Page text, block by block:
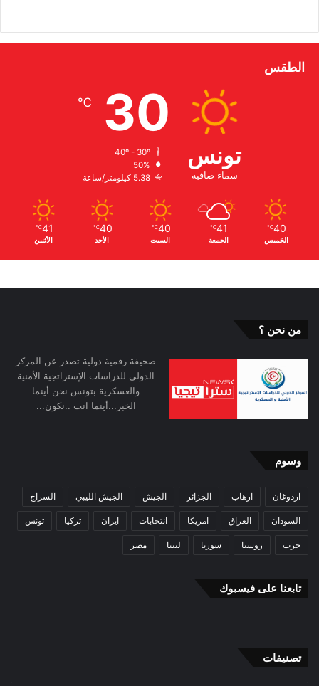
الطقس
تونس
سماء صافية
30
℃
50%
5.38 كيلومتر/ساعة
40
℃
الخميس
41
℃
الجمعة
40
℃
السبت
40
℃
الأحد
41
℃
الأثنين
من نحن ؟
صحيفة رقمية دولية تصدر عن المركز
الدولي للدراسات الإستراتجية الأمنية
والعسكرية بتونس نحن أينما
الخبر...أينما انت ..نكون...
وسوم
اردوغان ارهاب الجزائر الجيش الجيش الليبي السراج
السودان العراق امريكا انتخابات ايران تركيا تونس
حرب روسيا سوريا ليبيا مصر
تابعنا على فيسبوك
تصنيفات